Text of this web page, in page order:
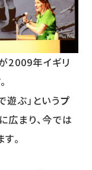
2009年イギリ
ぶ」というプ
広まり、今では
。